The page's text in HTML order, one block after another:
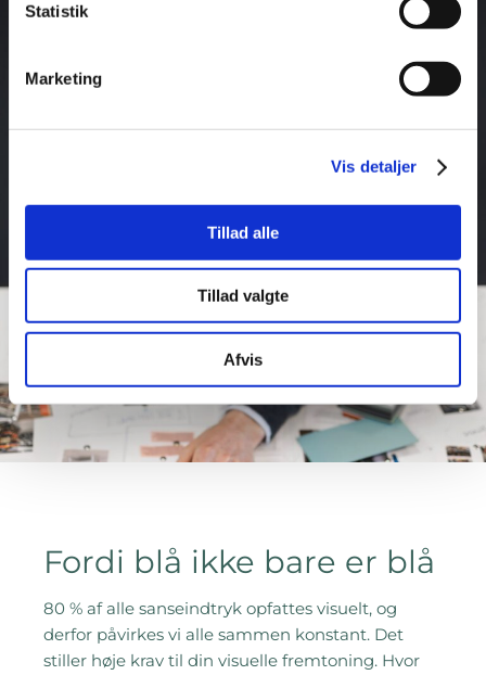
Statistik
Marketing
Vis detaljer
Tillad alle
Tillad valgte
Afvis
Fordi blå ikke bare er blå
80 % af alle sanseindtryk opfattes visuelt, og
derfor påvirkes vi alle sammen konstant. Det
stiller høje krav til din visuelle fremtoning. Hvor